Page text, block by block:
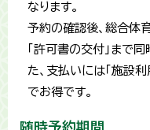
なります。
予約の確認後、総合体育
「許可書の交付」まで
た、支払いには「施設
でお得です。